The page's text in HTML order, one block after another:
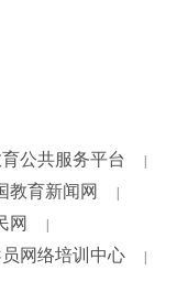
公共服务平台
教育新闻网
网
网络培训中心